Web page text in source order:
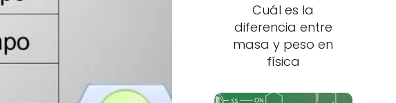
Cuál es la
diferencia entre
masa y peso en
física